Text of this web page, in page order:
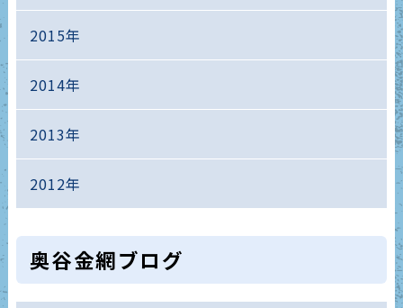
2015年
2014年
2013年
2012年
奥谷金網ブログ